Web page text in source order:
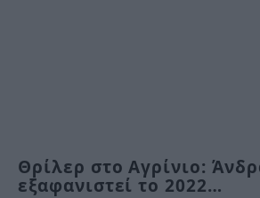
Θρίλερ στο Αγρίνιο:
εξαφανιστεί το 2022…